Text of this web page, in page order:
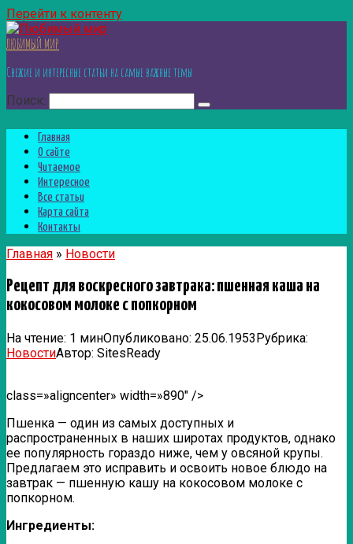
Перейти к контенту
ЛЮБИМЫЙ МИР
Свежие и интересные статьи на самые важные темы
Поиск:
Главная
О сайте
Читаемое
Интересное
Все статьи
Карта сайта
Контакты
Главная » Новости
Рецепт для воскресного завтрака: пшенная каша на
кокосовом молоке с попкорном
На чтение: 1 минОпубликовано: 25.06.1953Рубрика:
НовостиАвтор: SitesReady
class=»aligncenter» width=»890″ />
Пшенка — один из самых доступных и
распространенных в наших широтах продуктов, однако
ее популярность гораздо ниже, чем у овсяной крупы.
Предлагаем это исправить и освоить новое блюдо на
завтрак — пшенную кашу на кокосовом молоке с
попкорном.
Ингредиенты: